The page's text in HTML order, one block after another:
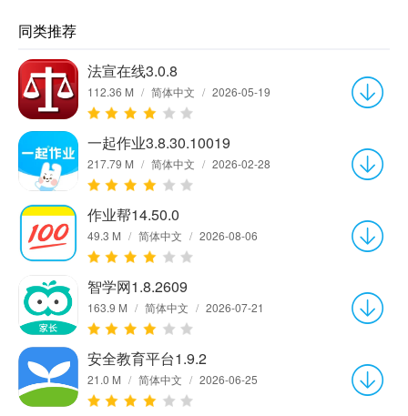
同类推荐
法宣在线3.0.8
112.36 M / 简体中文 / 2026-05-19
一起作业3.8.30.10019
217.79 M / 简体中文 / 2026-02-28
作业帮14.50.0
49.3 M / 简体中文 / 2026-08-06
智学网1.8.2609
163.9 M / 简体中文 / 2026-07-21
安全教育平台1.9.2
21.0 M / 简体中文 / 2026-06-25